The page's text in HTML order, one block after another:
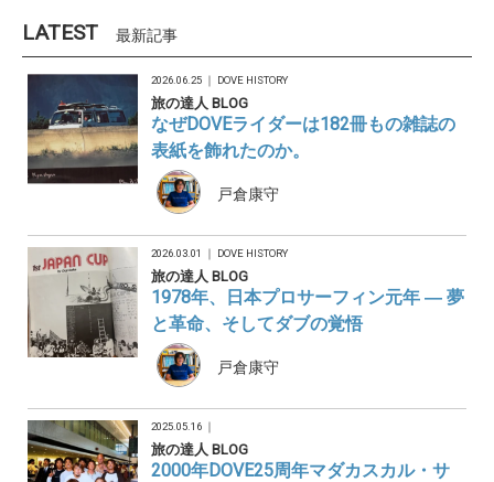
LATEST 最新記事
2026.06.25 ｜ DOVE HISTORY
旅の達人 BLOG
なぜDOVEライダーは182冊もの雑誌の
表紙を飾れたのか。
戸倉康守
2026.03.01 ｜ DOVE HISTORY
旅の達人 BLOG
1978年、日本プロサーフィン元年 ― 夢
と革命、そしてダブの覚悟
戸倉康守
2025.05.16 ｜
旅の達人 BLOG
2000年DOVE25周年マダカスカル・サ